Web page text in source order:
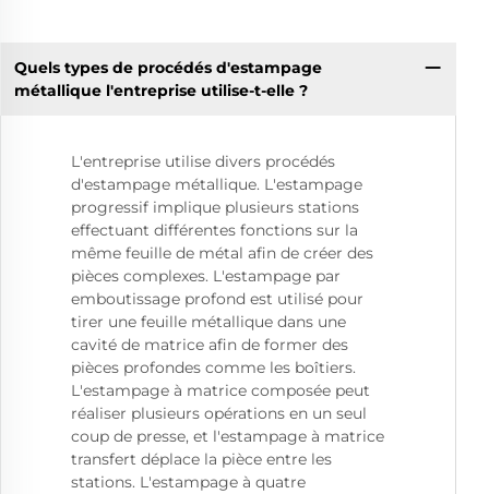
Quels types de procédés d'estampage
métallique l'entreprise utilise-t-elle ?
L'entreprise utilise divers procédés
d'estampage métallique. L'estampage
progressif implique plusieurs stations
effectuant différentes fonctions sur la
même feuille de métal afin de créer des
pièces complexes. L'estampage par
emboutissage profond est utilisé pour
tirer une feuille métallique dans une
cavité de matrice afin de former des
pièces profondes comme les boîtiers.
L'estampage à matrice composée peut
réaliser plusieurs opérations en un seul
coup de presse, et l'estampage à matrice
transfert déplace la pièce entre les
stations. L'estampage à quatre